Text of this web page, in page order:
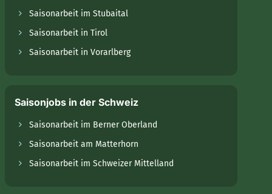
Saisonarbeit im Stubaital
Saisonarbeit in Tirol
Saisonarbeit in Vorarlberg
Saisonjobs in der Schweiz
Saisonarbeit im Berner Oberland
Saisonarbeit am Matterhorn
Saisonarbeit im Schweizer Mittelland